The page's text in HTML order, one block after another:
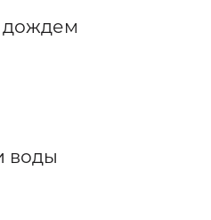
дождем
воды